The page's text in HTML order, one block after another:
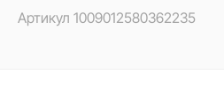
Артикул 1009012580362235